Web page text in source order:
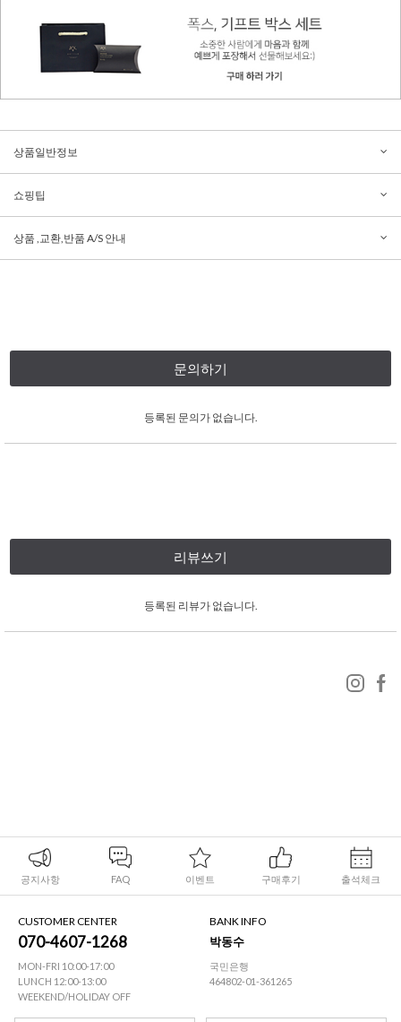
상품일반정보
쇼핑팁
상품 ,교환,반품 A/S 안내
문의하기
등록된 문의가 없습니다.
리뷰쓰기
등록된 리뷰가 없습니다.
공지사항 FAQ 이벤트 구매후기 출석체크
CUSTOMER CENTER
070-4607-1268
MON-FRI 10:00-17:00
LUNCH 12:00-13:00
WEEKEND/HOLIDAY OFF
BANK INFO
박동수
국민은행
464802-01-361265